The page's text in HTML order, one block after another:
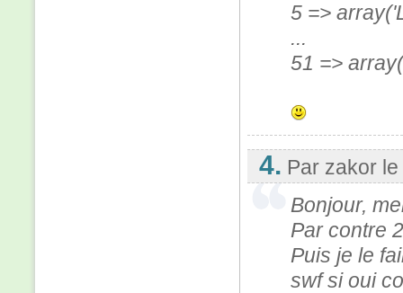
5 =>
...
51 =>
4. Par zakor
Bonjour,
Par contre
Puis je le
swf si oui